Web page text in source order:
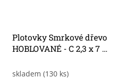
Plotovky Smrkové dřevo
HOBLOVANÉ - C 2,3 x 7 x
skladem (130 ks)